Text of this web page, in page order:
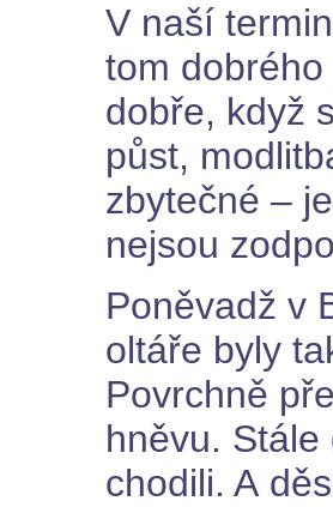
V naší
tom
dobře, když
půst,
zbytečné –
nejsou
Poněvadž v
oltáře byly
Povrchně
hněvu.
chodili. A